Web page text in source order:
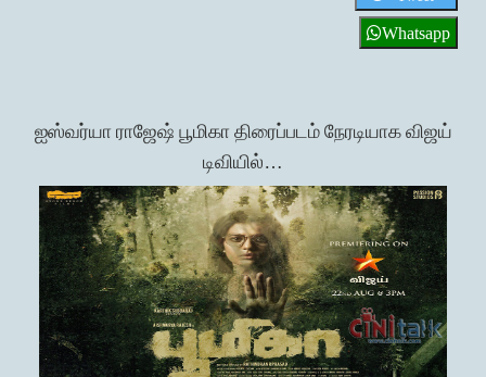
Whatsapp
ஐஸ்வர்யா ராஜேஷ் பூமிகா திரைப்படம் நேரடியாக விஜய்
டிவியில்…